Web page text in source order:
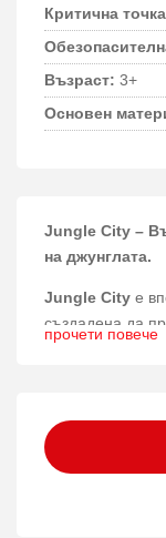
Критична
Възраст: 3+
Основен
Jungle City –
на джунглата.
Jungle City е
създадена да
да стимулира
Този продукт е
прахово
прочети повече